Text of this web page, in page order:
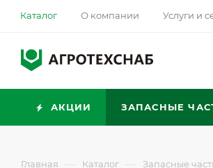
Каталог О компании Услуги и
АКЦИИ ЗАПАСНЫЕ
Главная — Каталог — Запасные